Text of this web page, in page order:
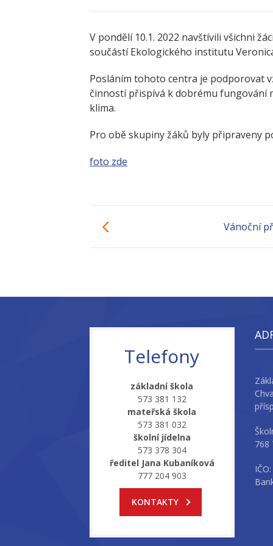
V pondělí 10.1. 2022 navštívili všichni
součástí Ekologického institutu
Posláním tohoto centra je podporovat
činností přispívá k dobrému
klima.
Pro obě skupiny žáků byly připraveny
foto zde
Vánoční
Telefony
základní škola
573 381 132
mateřská škola
573 381 032
školní jídelna
573 378 304
ředitel Jana Kubaníková
777 204 903
KONTAKTY
768